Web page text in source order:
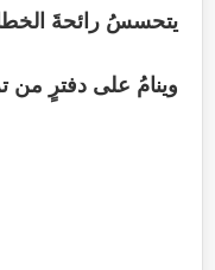
يتحسسُ رائحةَ
وينامُ على دفترٍ من